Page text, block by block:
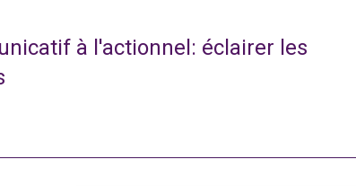
à l'actionnel: éclairer les